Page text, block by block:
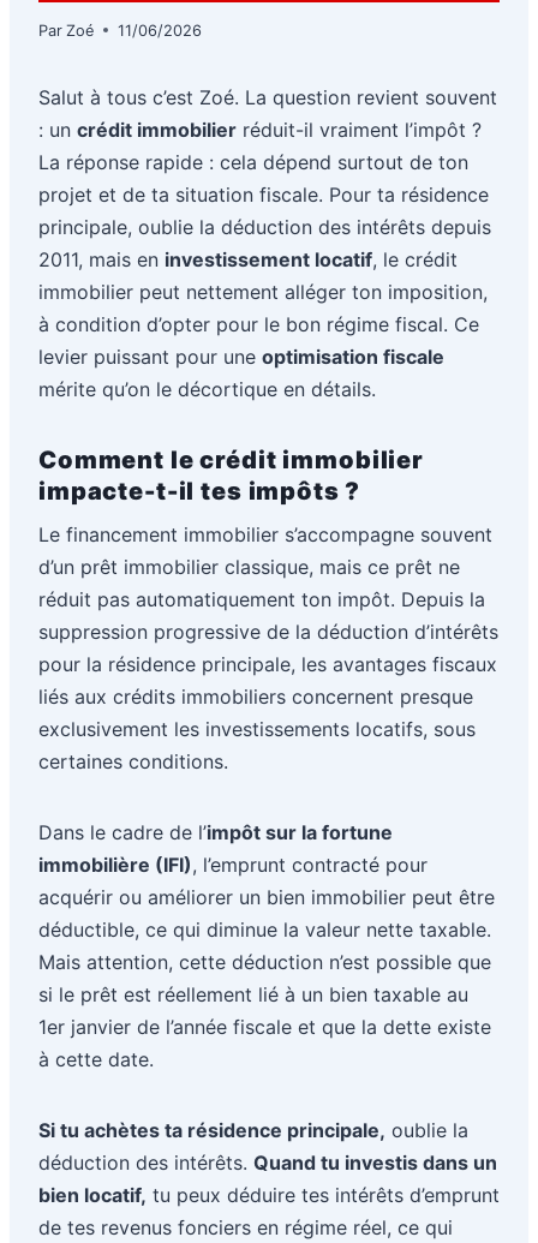
Par Zoé 11/06/2026
Salut à tous c’est Zoé. La question revient souvent
: un crédit immobilier réduit-il vraiment l’impôt ?
La réponse rapide : cela dépend surtout de ton
projet et de ta situation fiscale. Pour ta résidence
principale, oublie la déduction des intérêts depuis
2011, mais en investissement locatif, le crédit
immobilier peut nettement alléger ton imposition,
à condition d’opter pour le bon régime fiscal. Ce
levier puissant pour une optimisation fiscale
mérite qu’on le décortique en détails.
Comment le crédit immobilier
impacte-t-il tes impôts ?
Le financement immobilier s’accompagne souvent
d’un prêt immobilier classique, mais ce prêt ne
réduit pas automatiquement ton impôt. Depuis la
suppression progressive de la déduction d’intérêts
pour la résidence principale, les avantages fiscaux
liés aux crédits immobiliers concernent presque
exclusivement les investissements locatifs, sous
certaines conditions.
Dans le cadre de l’impôt sur la fortune
immobilière (IFI), l’emprunt contracté pour
acquérir ou améliorer un bien immobilier peut être
déductible, ce qui diminue la valeur nette taxable.
Mais attention, cette déduction n’est possible que
si le prêt est réellement lié à un bien taxable au
1er janvier de l’année fiscale et que la dette existe
à cette date.
Si tu achètes ta résidence principale, oublie la
déduction des intérêts. Quand tu investis dans un
bien locatif, tu peux déduire tes intérêts d’emprunt
de tes revenus fonciers en régime réel, ce qui